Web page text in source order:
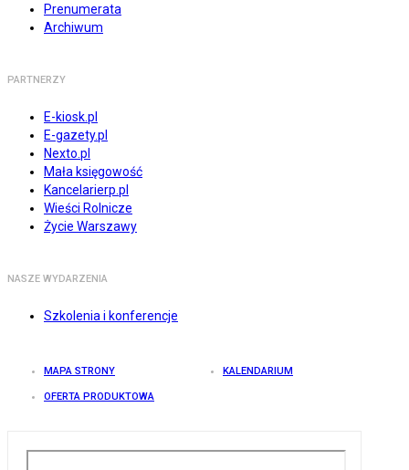
Prenumerata
Archiwum
PARTNERZY
E-kiosk.pl
E-gazety.pl
Nexto.pl
Mała księgowość
Kancelarierp.pl
Wieści Rolnicze
Życie Warszawy
NASZE WYDARZENIA
Szkolenia i konferencje
MAPA STRONY KALENDARIUM
OFERTA PRODUKTOWA